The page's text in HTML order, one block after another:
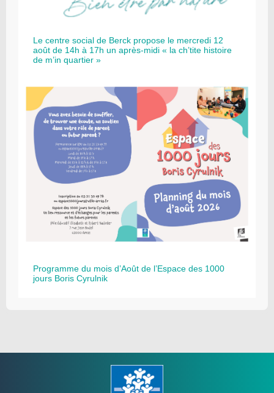
Le centre social de Berck propose le mercredi 12
août de 14h à 17h un après-midi « la ch’tite histoire
de m’in quartier »
Programme du mois d’Août de l’Espace des 1000
jours Boris Cyrulnik